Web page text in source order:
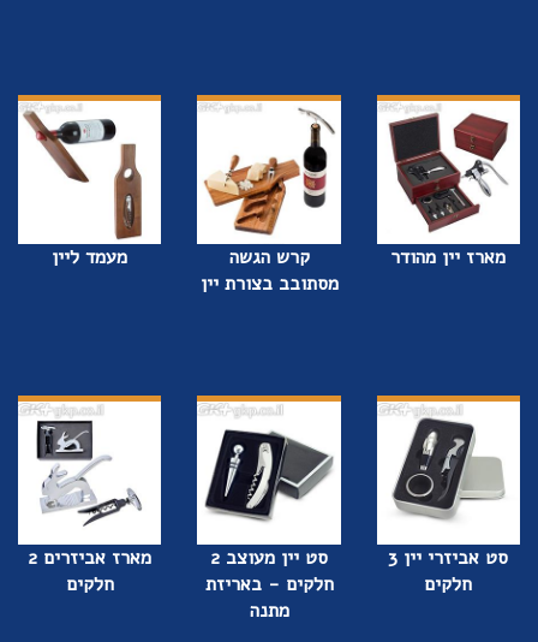
מארז יין מהודר
קרש הגשה
מסתובב בצורת יין
מעמד ליין
סט אביזרי יין 3
חלקים
סט יין מעוצב 2
חלקים - באריזת
מתנה
מארז אביזרים 2
חלקים